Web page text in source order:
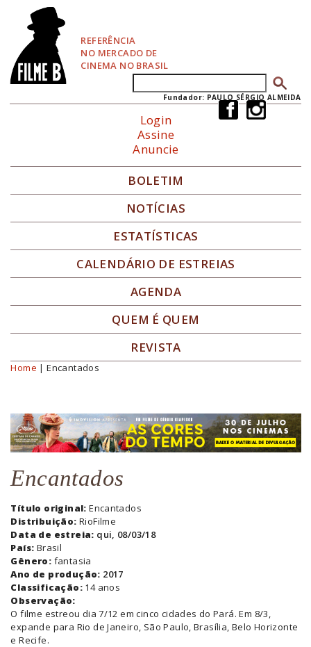
REFERÊNCIA
NO MERCADO DE
CINEMA NO BRASIL
Formulário de busca
Fundador: PAULO SÉRGIO ALMEIDA
Login
Assine
Anuncie
BOLETIM
NOTÍCIAS
ESTATÍSTICAS
CALENDÁRIO DE ESTREIAS
AGENDA
QUEM É QUEM
REVISTA
Você está aqui
Home | Encantados
Encantados
Título original:Encantados
Distribuição: RioFilme
Data de estreia: qui, 08/03/18
País: Brasil
Gênero: fantasia
Ano de produção: 2017
Classificação: 14 anos
Observação:
O filme estreou dia 7/12 em cinco cidades do Pará. Em 8/3,
expande para Rio de Janeiro, São Paulo, Brasília, Belo Horizonte
e Recife.